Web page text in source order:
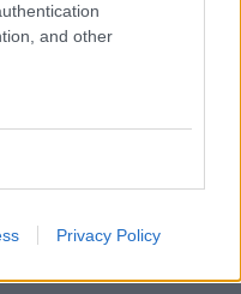
and other
Privacy Policy